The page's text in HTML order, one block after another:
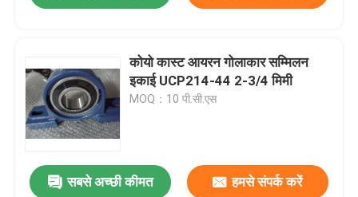
उत्पादों
हमारे बारे में
कारखाना भ्रमण
कोयो कास्ट आयरन गोलाकार सम्मिलन
इकाई UCP214-44 2-3/4 मिमी
MOQ：10 पी.सी.एस
सबसे अच्छी कीमत हमसे संपर्क करें